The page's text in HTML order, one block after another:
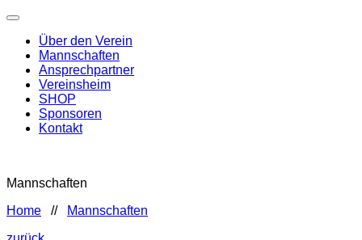
Über den Verein
Mannschaften
Ansprechpartner
Vereinsheim
SHOP
Sponsoren
Kontakt
Mannschaften
Home //
Mannschaften